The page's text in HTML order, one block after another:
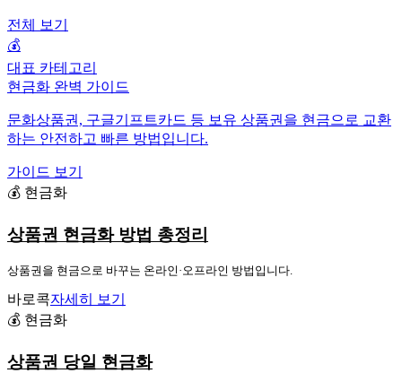
전체 보기
💰
대표 카테고리
현금화 완벽 가이드
문화상품권, 구글기프트카드 등 보유 상품권을 현금으로 교환
하는 안전하고 빠른 방법입니다.
가이드 보기
💰 현금화
상품권 현금화 방법 총정리
상품권을 현금으로 바꾸는 온라인·오프라인 방법입니다.
바로콕자세히 보기
💰 현금화
상품권 당일 현금화